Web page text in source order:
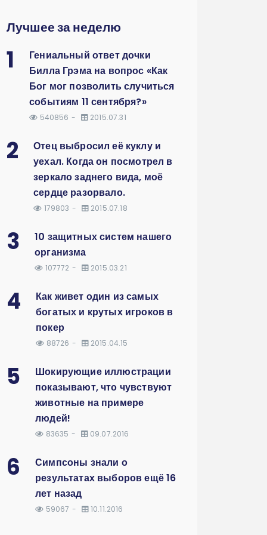
Лучшее за неделю
1
Гениальный ответ дочки
Билла Грэма на вопрос «Как
Бог мог позволить случиться
событиям 11 сентября?»
540856 2015.07.31
2
Отец выбросил её куклу и
уехал. Когда он посмотрел в
зеркало заднего вида, моё
сердце разорвало.
179803 2015.07.18
3
10 защитных систем нашего
организма
107772 2015.03.21
4
Как живет один из самых
богатых и крутых игроков в
покер
88726 2015.04.15
5
Шокирующие иллюстрации
показывают, что чувствуют
животные на примере
людей!
83635 09.07.2016
6
Симпсоны знали о
результатах выборов ещё 16
лет назад
59067 10.11.2016